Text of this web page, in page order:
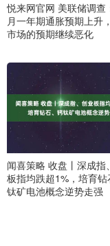
悦来网官网 美联储调查
月一年期通胀预期上升
市场的预期继续恶化
闻喜策略 收盘丨深成指
板指均跌超1%，培育
钛矿电池概念逆势走强